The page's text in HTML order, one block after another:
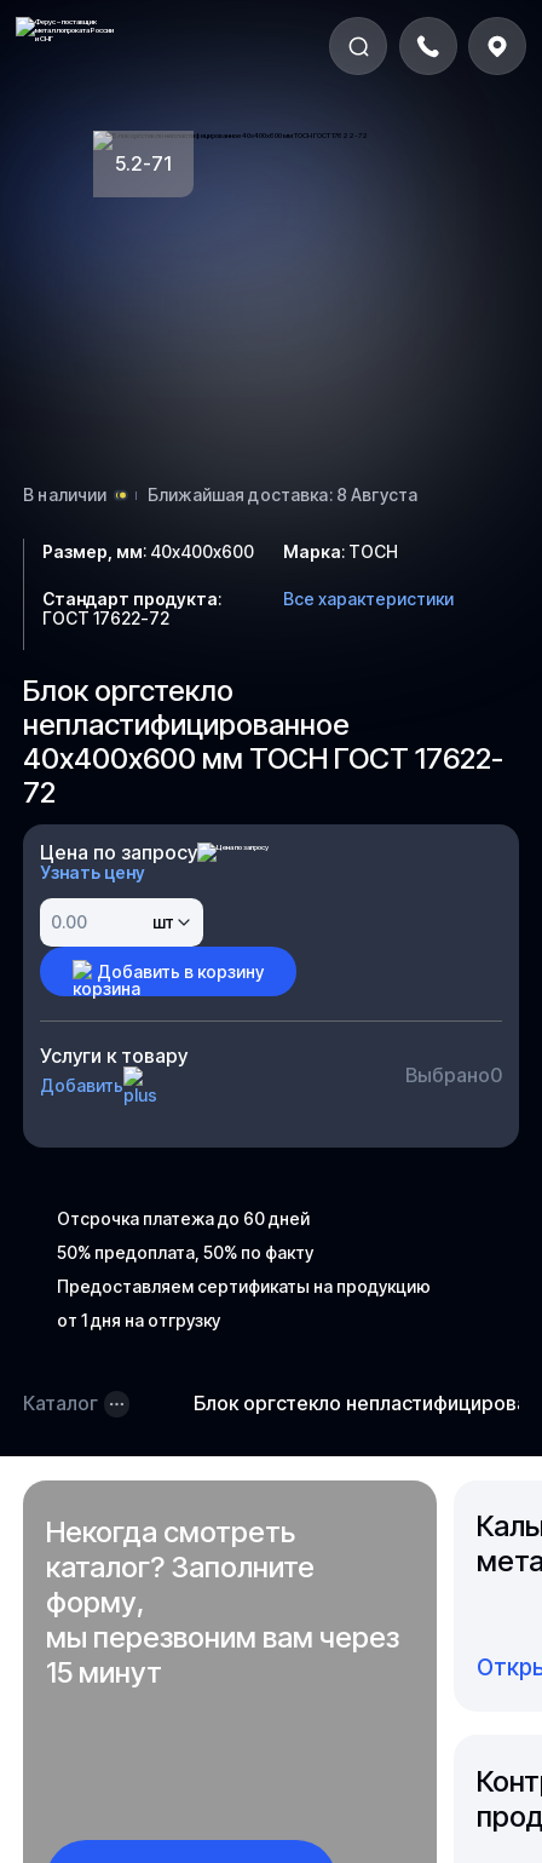
5.2-71
В наличии Ближайшая доставка: 8 Августа
Блок оргстекло
непластифицированное
40х400х600 мм ТОСН ГОСТ 17622-
72
Отсрочка платежа до 60 дней
50% предоплата, 50% по факту
Предоставляем сертификаты на продукцию
от 1 дня на отгрузку
Цена по запросу
Узнать цену
шт
Добавить в корзину
Услуги к товару
Добавить Выбрано0
Размер, мм: 40х400х600 Марка: ТОСН
Стандарт продукта:
ГОСТ 17622-72
Все характеристики
Каталог Блок оргстекло
Некогда смотреть
каталог? Заполните
форму,
мы перезвоним вам через
15 минут